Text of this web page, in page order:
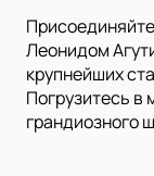
Леонидом
крупнейших
Погрузитесь в
грандиозного